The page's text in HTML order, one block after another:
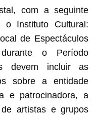
com a seguinte
o Instituto Cultural:
de Espectáculos
o Período
devem incluir as
sobre a entidade
e patrocinadora, a
artistas e grupos